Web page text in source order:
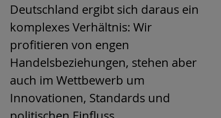
Deutschland ergibt sich daraus ein
komplexes Verhältnis: Wir
profitieren von engen
Handelsbeziehungen, stehen aber
auch im Wettbewerb um
Innovationen, Standards und